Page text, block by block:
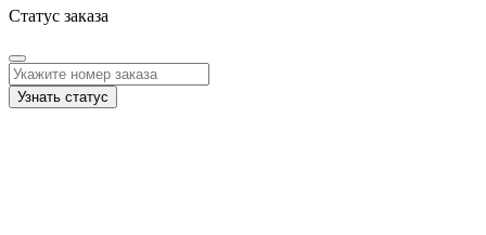
Статус заказа
Узнать статус